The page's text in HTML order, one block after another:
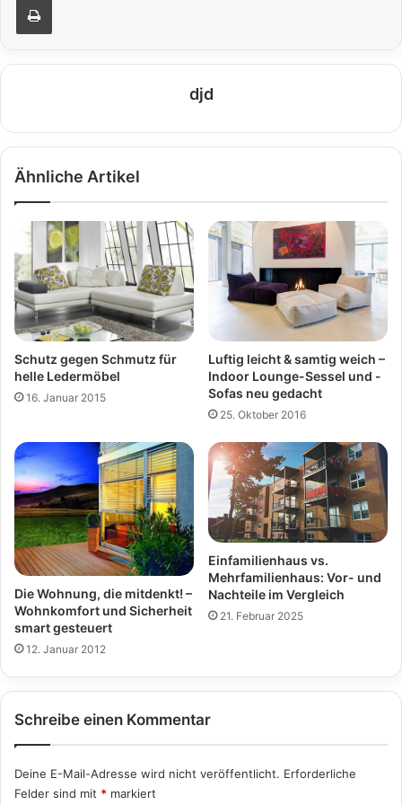
djd
Ähnliche Artikel
Schutz gegen Schmutz für
helle Ledermöbel
16. Januar 2015
Luftig leicht & samtig weich –
Indoor Lounge-Sessel und -
Sofas neu gedacht
25. Oktober 2016
Die Wohnung, die mitdenkt! –
Wohnkomfort und Sicherheit
smart gesteuert
12. Januar 2012
Einfamilienhaus vs.
Mehrfamilienhaus: Vor- und
Nachteile im Vergleich
21. Februar 2025
Schreibe einen Kommentar
Deine E-Mail-Adresse wird nicht veröffentlicht. Erforderliche
Felder sind mit * markiert